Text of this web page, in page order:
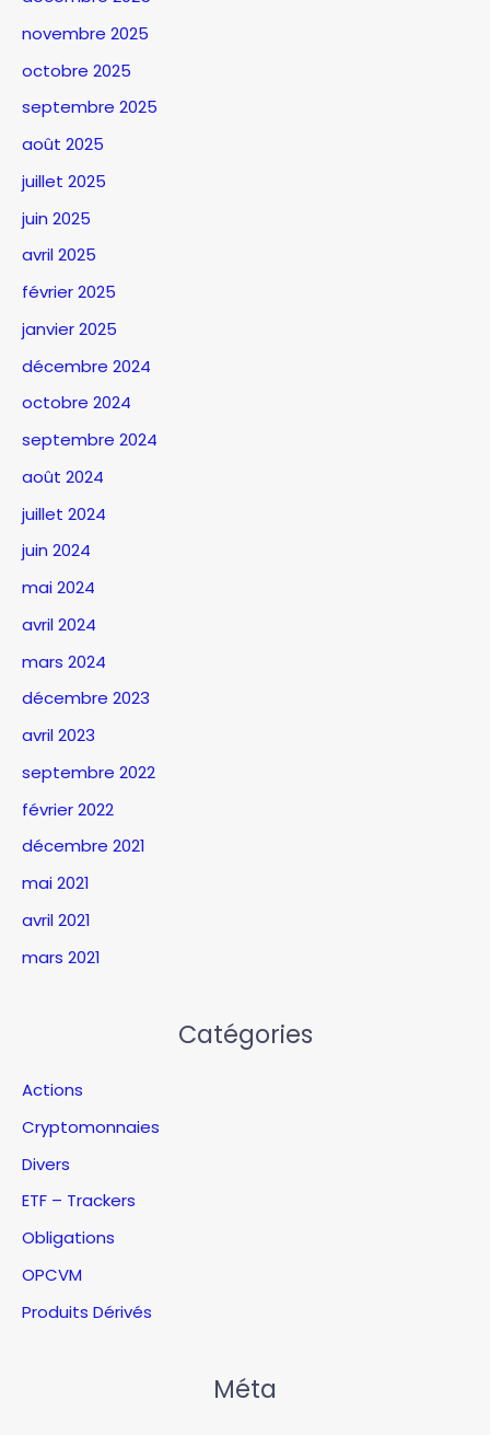
novembre 2025
octobre 2025
septembre 2025
août 2025
juillet 2025
juin 2025
avril 2025
février 2025
janvier 2025
décembre 2024
octobre 2024
septembre 2024
août 2024
juillet 2024
juin 2024
mai 2024
avril 2024
mars 2024
décembre 2023
avril 2023
septembre 2022
février 2022
décembre 2021
mai 2021
avril 2021
mars 2021
Catégories
Actions
Cryptomonnaies
Divers
ETF – Trackers
Obligations
OPCVM
Produits Dérivés
Méta